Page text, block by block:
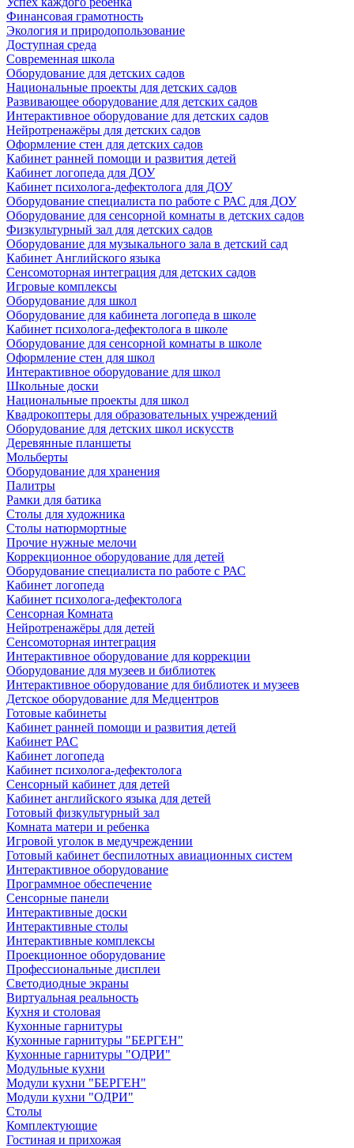
Финансовая грамотность
Экология и природопользование
Доступная среда
Современная школа
Оборудование для детских садов
Национальные проекты для детских садов
Развивающее оборудование для детских садов
Интерактивное оборудование для детских садов
Нейротренажёры для детских садов
Оформление стен для детских садов
Кабинет ранней помощи и развития детей
Кабинет логопеда для ДОУ
Кабинет психолога-дефектолога для ДОУ
Оборудование специалиста по работе с РАС для ДОУ
Оборудование для сенсорной комнаты в детских садов
Физкультурный зал для детских садов
Оборудование для музыкального зала в детский сад
Кабинет Английского языка
Сенсомоторная интеграция для детских садов
Игровые комплексы
Оборудование для школ
Оборудование для кабинета логопеда в школе
Кабинет психолога-дефектолога в школе
Оборудование для сенсорной комнаты в школе
Оформление стен для школ
Интерактивное оборудование для школ
Школьные доски
Национальные проекты для школ
Квадрокоптеры для образовательных учреждений
Оборудование для детских школ искусств
Деревянные планшеты
Мольберты
Оборудование для хранения
Палитры
Рамки для батика
Столы для художника
Столы натюрмортные
Прочие нужные мелочи
Коррекционное оборудование для детей
Оборудование специалиста по работе с РАС
Кабинет логопеда
Кабинет психолога-дефектолога
Сенсорная Комната
Нейротренажёры для детей
Сенсомоторная интеграция
Интерактивное оборудование для коррекции
Оборудование для музеев и библиотек
Интерактивное оборудование для библиотек и музеев
Детское оборудование для Медцентров
Готовые кабинеты
Кабинет ранней помощи и развития детей
Кабинет РАС
Кабинет логопеда
Кабинет психолога-дефектолога
Сенсорный кабинет для детей
Кабинет английского языка для детей
Готовый физкультурный зал
Комната матери и ребенка
Игровой уголок в медучреждении
Готовый кабинет беспилотных авиационных систем
Интерактивное оборудование
Программное обеспечение
Сенсорные панели
Интерактивные доски
Интерактивные столы
Интерактивные комплексы
Проекционное оборудование
Профессиональные дисплеи
Светодиодные экраны
Виртуальная реальность
Кухня и столовая
Кухонные гарнитуры
Кухонные гарнитуры "БЕРГЕН"
Кухонные гарнитуры "ОДРИ"
Модульные кухни
Модули кухни "БЕРГЕН"
Модули кухни "ОДРИ"
Столы
Комплектующие
Гостиная и прихожая